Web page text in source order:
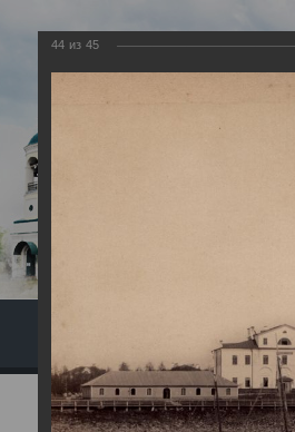
44 из 45